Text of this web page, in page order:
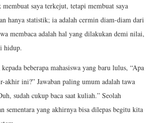
saya terkejut, tetapi membuat saya
hanya statistik; ia adalah cermin diam-diam dari
membaca adalah hal yang dilakukan demi nilai,
hidup.
beberapa mahasiswa yang baru lulus, “Apa
akhir ini?” Jawaban paling umum adalah tawa
sudah cukup baca saat kuliah.” Seolah
sementara yang akhirnya bisa dilepas begitu kita